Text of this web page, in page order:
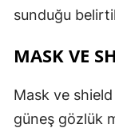
sunduğu
MASK VE
Mask ve
güneş gözlük